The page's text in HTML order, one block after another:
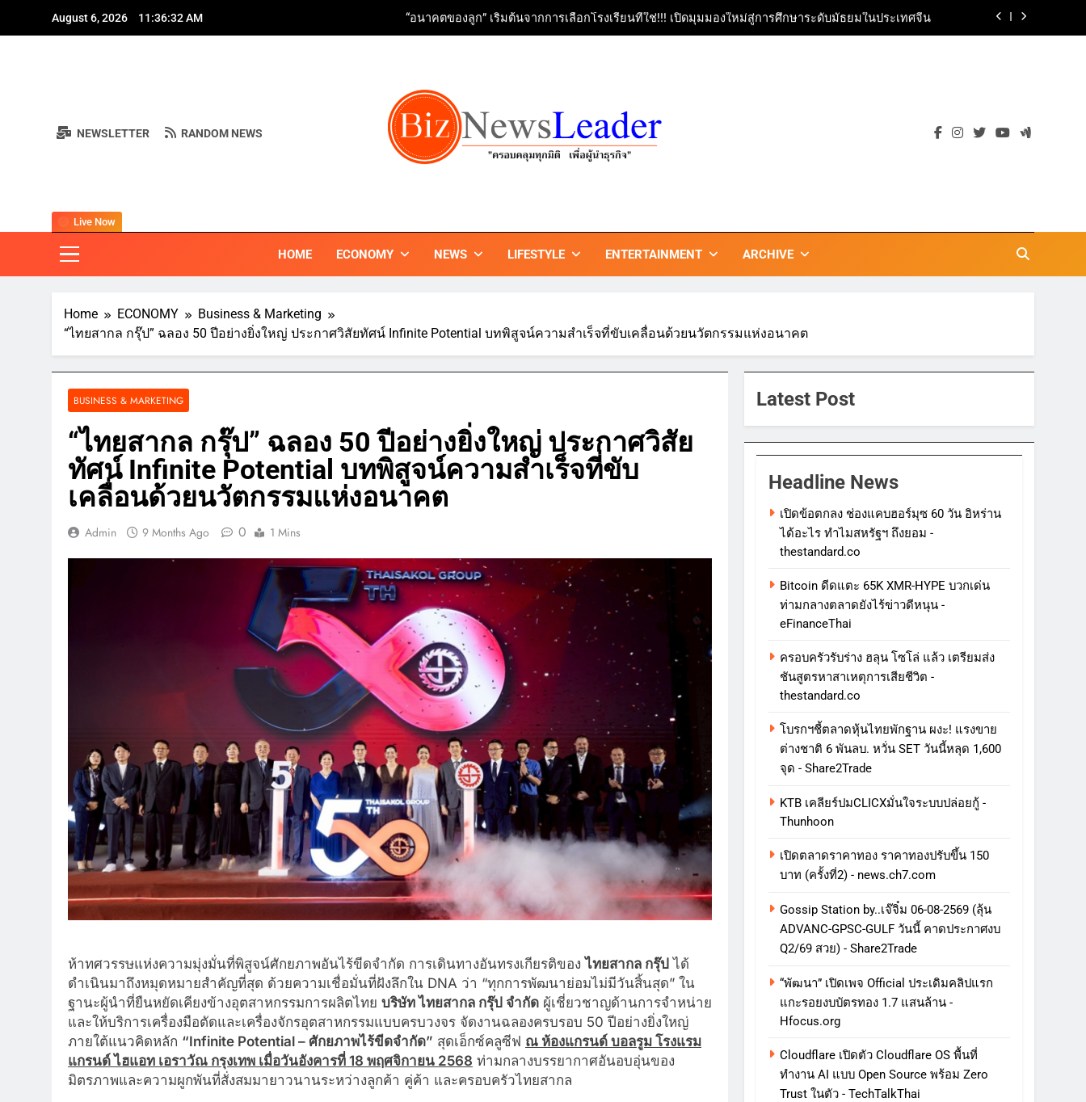
August 6, 2026 11:36:34 AM
“อนาคตของลูก” เริ่มต้นจากการเลือกโรงเรียนที่ใช่!!! เปิดมุมมองใหม่สู่การศึกษาระดับมัธยมในประเทศจีน
Supersports ก้าวสู่ปีที่ 29 เปิดแคมเปญฉลองครบรอบ 29 ปี “มูฟไปให้ไกล ลุ้นไปโอซาก้า” ต่อยอดกลยุทธ์ “Move to A
ททท. ร่วมมือกับ จุฬาลงกรณ์มหาวิทยาลัย จัดสัมมนาทางวิชาการและการตลาดเชิงรุก แนะเคล็ดลับปรับธุรกิจท่อง
“อนาคตของลูก” เริ่มต้นจากการเลือกโรงเรียนที่ใช่!!! เปิดมุมมองใหม่สู่การศึกษาระดับมัธยมในประเทศจีน
Supersports ก้าวสู่ปีที่ 29 เปิดแคมเปญฉลองครบรอบ 29 ปี “มูฟไปให้ไกล ลุ้นไปโอซาก้า” ต่อยอดกลยุทธ์ “Move to A
NEWSLETTER RANDOM NEWS
HOME ECONOMY NEWS LIFESTYLE ENTERTAINMENT ARCHIVE
Live Now
Home ECONOMY
Business & Marketing
“ไทยสากล กรุ๊ป” ฉลอง 50 ปีอย่างยิ่งใหญ่ ประกาศวิสัยทัศน์ Infinite Potential บทพิสูจน์ความสำเร็จที่ขับเคลื่อนด้วยนวัตกรรมแห่งอนาคต
BUSINESS & MARKETING
“ไทยสากล กรุ๊ป” ฉลอง 50 ปีอย่างยิ่งใหญ่ ประกาศวิสัย
ทัศน์ Infinite Potential บทพิสูจน์ความสำเร็จที่ขับ
เคลื่อนด้วยนวัตกรรมแห่งอนาคต
Admin 9 Months Ago 0 1 Mins
ห้าทศวรรษแห่งความมุ่งมั่นที่พิสูจน์ศักยภาพอันไร้ขีดจำกัด การเดินทางอันทรงเกียรติของไทยสากล กรุ๊ป ได้
ดำเนินมาถึงหมุดหมายสำคัญที่สุด ด้วยความเชื่อมั่นที่ฝังลึกใน DNA ว่า “ทุกการพัฒนาย่อมไม่มีวันสิ้นสุด” ใน
ฐานะผู้นำที่ยืนหยัดเคียงข้างอุตสาหกรรมการผลิตไทย บริษัท ไทยสากล กรุ๊ป จำกัด ผู้เชี่ยวชาญด้านการจำหน่าย
และให้บริการเครื่องมือตัดและเครื่องจักรอุตสาหกรรมแบบครบวงจร จัดงานฉลองครบรอบ 50 ปีอย่างยิ่งใหญ่
ภายใต้แนวคิดหลัก “Infinite Potential – ศักยภาพไร้ขีดจำกัด” สุดเอ็กซ์คลูซีฟ ณ ห้องแกรนด์ บอลรูม โรงแรม
แกรนด์ ไฮแอท เอราวัณ กรุงเทพ เมื่อวันอังคารที่ 18 พฤศจิกายน 2568 ท่ามกลางบรรยากาศอันอบอุ่นของ
มิตรภาพและความผูกพันที่สั่งสมมายาวนานระหว่างลูกค้า คู่ค้า และครอบครัวไทยสากล
Latest Post
Headline News
เปิดข้อตกลง ช่องแคบฮอร์มุซ 60 วัน อิหร่าน
ได้อะไร ทำไมสหรัฐฯ ถึงยอม -
thestandard.co
Bitcoin ดีดแตะ 65K XMR-HYPE บวกเด่น
ท่ามกลางตลาดยังไร้ข่าวดีหนุน -
eFinanceThai
ครอบครัวรับร่าง ฮลุน โซโล่ แล้ว เตรียมส่ง
ชันสูตรหาสาเหตุการเสียชีวิต -
thestandard.co
โบรกฯชี้ตลาดหุ้นไทยพักฐาน ผงะ! แรงขาย
ต่างชาติ 6 พันลบ. หวั่น SET วันนี้หลุด 1,600
จุด - Share2Trade
KTB เคลียร์ปมCLICXมั่นใจระบบปล่อยกู้ -
Thunhoon
เปิดตลาดราคาทอง ราคาทองปรับขึ้น 150
บาท (ครั้งที่2) - news.ch7.com
Gossip Station by..เจ๊จิ๋ม 06-08-2569 (ลุ้น
ADVANC-GPSC-GULF วันนี้ คาดประกาศงบ
Q2/69 สวย) - Share2Trade
“พัฒนา” เปิดเพจ Official ประเดิมคลิปแรก
แกะรอยงบบัตรทอง 1.7 แสนล้าน -
Hfocus.org
Cloudflare เปิดตัว Cloudflare OS พื้นที่
ทำงาน AI แบบ Open Source พร้อม Zero
Trust ในตัว - TechTalkThai